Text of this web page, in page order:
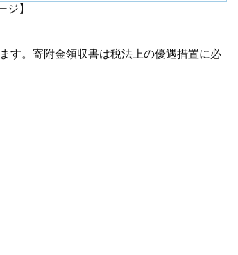
ジ】
す。寄附金領収書は税法上の優遇措置に必